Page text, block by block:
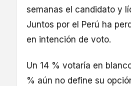
semanas el candidato y
Juntos por el Perú ha
en intención de voto.
Un 14 % votaría en
% aún no define su